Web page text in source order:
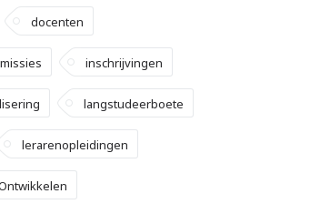
docenten
inschrijvingen
langstudeerboete
lerarenopleidingen